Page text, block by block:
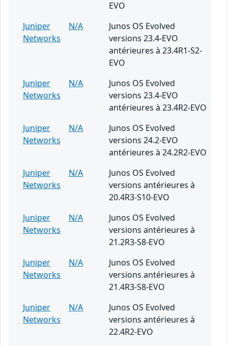
EVO
Juniper
Networks
N/A
Junos OS Evolved
versions 23.4-EVO
antérieures à 23.4R1-S2-
EVO
Juniper
Networks
N/A
Junos OS Evolved
versions 23.4-EVO
antérieures à 23.4R2-EVO
Juniper
Networks
N/A
Junos OS Evolved
versions 24.2-EVO
antérieures à 24.2R2-EVO
Juniper
Networks
N/A
Junos OS Evolved
versions antérieures à
20.4R3-S10-EVO
Juniper
Networks
N/A
Junos OS Evolved
versions antérieures à
21.2R3-S8-EVO
Juniper
Networks
N/A
Junos OS Evolved
versions antérieures à
21.4R3-S8-EVO
Juniper
Networks
N/A
Junos OS Evolved
versions antérieures à
22.4R2-EVO